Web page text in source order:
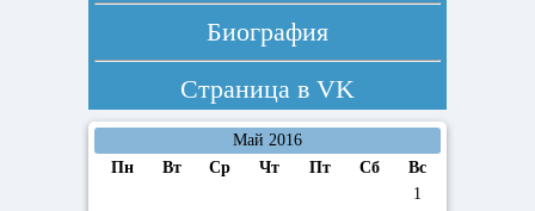
Биография
Страница в VK
Май 2016
Пн
Вт Ср Чт Пт Сб
Вс
1